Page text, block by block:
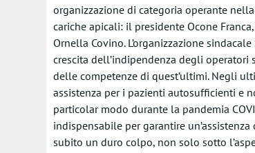
organizzazione di categoria operante
cariche apicali: il presidente Ocone
Ornella Covino. L’organizzazione
crescita dell’indipendenza degli
delle competenze di quest’ultimi. Negli
assistenza per i pazienti autosufficienti e
particolar modo durante la pandemia
indispensabile per garantire
subito un duro colpo, non solo sotto